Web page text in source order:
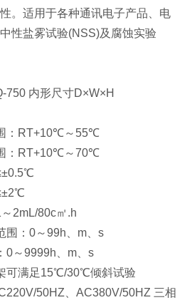
。适用于各种通讯电子产品、电
性盐雾试验(NSS)及腐蚀实验
内形尺寸D×W×H
：RT+10℃～55℃
：RT+10℃～70℃
2mL/80c㎡.h
：0～99h、m、s
～9999h、m、s
满足15℃/30℃倾斜试验
50HZ、AC380V/50HZ 三相